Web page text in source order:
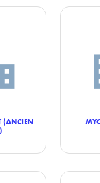
(ANCIEN